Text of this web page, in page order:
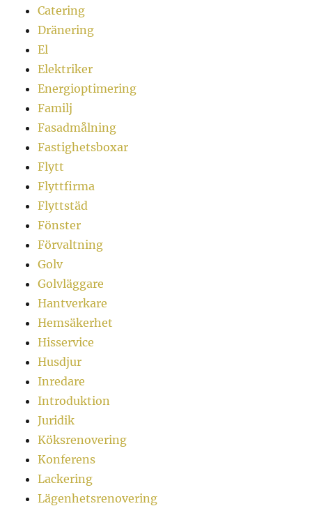
Catering
Dränering
El
Elektriker
Energioptimering
Familj
Fasadmålning
Fastighetsboxar
Flytt
Flyttfirma
Flyttstäd
Fönster
Förvaltning
Golv
Golvläggare
Hantverkare
Hemsäkerhet
Hisservice
Husdjur
Inredare
Introduktion
Juridik
Köksrenovering
Konferens
Lackering
Lägenhetsrenovering